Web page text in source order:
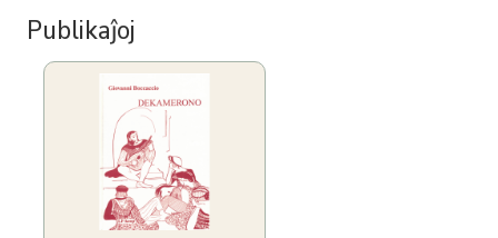
Publikaĵoj